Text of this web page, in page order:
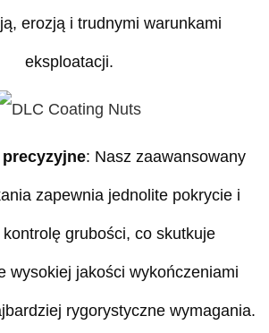
erozją i trudnymi warunkami
eksploatacji.
: Nasz zaawansowany
zapewnia jednolite pokrycie i
grubości, co skutkuje
wysokiej jakości wykończeniami
rygorystyczne wymagania.